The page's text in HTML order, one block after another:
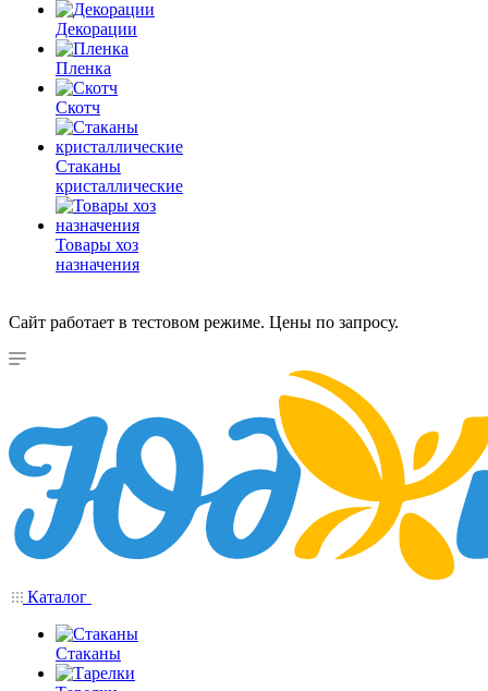
Декорации
Пленка
Скотч
Стаканы
кристаллические
Товары хоз
назначения
Сайт работает в тестовом режиме. Цены по запросу.
Каталог
Стаканы